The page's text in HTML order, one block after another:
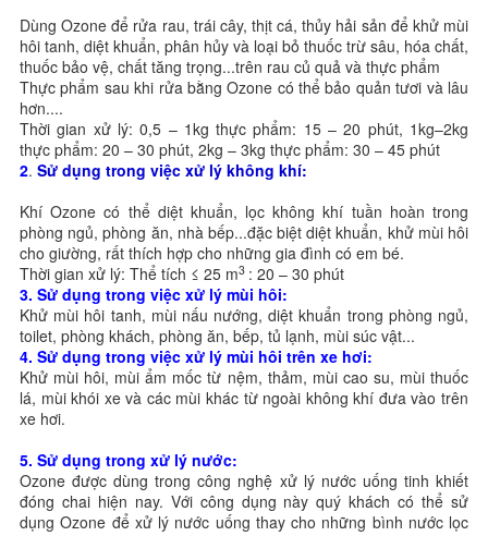
Dùng Ozone để rửa rau, trái cây, thịt cá, thủy hải sản để khử mùi
hôi tanh, diệt khuẩn, phân hủy và loại bỏ thuốc trừ sâu, hóa chất,
thuốc bảo vệ, chất tăng trọng...trên rau củ quả và thực phẩm
Thực phẩm sau khi rửa bằng Ozone có thể bảo quản tươi và lâu
hơn....
Thời gian xử lý: 0,5 – 1kg thực phẩm: 15 – 20 phút, 1kg–2kg
thực phẩm: 20 – 30 phút, 2kg – 3kg thực phẩm: 30 – 45 phút
2. Sử dụng trong việc xử lý không khí:
Khí Ozone có thể diệt khuẩn, lọc không khí tuần hoàn trong
phòng ngủ, phòng ăn, nhà bếp...đặc biệt diệt khuẩn, khử mùi hôi
cho giường, rất thích hợp cho những gia đình có em bé.
Thời gian xử lý: Thể tích ≤ 25 m3 : 20 – 30 phút
3. Sử dụng trong việc xử lý mùi hôi:
Khử mùi hôi tanh, mùi nấu nướng, diệt khuẩn trong phòng ngủ,
toilet, phòng khách, phòng ăn, bếp, tủ lạnh, mùi súc vật...
4. Sử dụng trong việc xử lý mùi hôi trên xe hơi:
Khử mùi hôi, mùi ẩm mốc từ nệm, thảm, mùi cao su, mùi thuốc
lá, mùi khói xe và các mùi khác từ ngoài không khí đưa vào trên
xe hơi.
5. Sử dụng trong xử lý nước:
Ozone được dùng trong công nghệ xử lý nước uống tinh khiết
đóng chai hiện nay. Với công dụng này quý khách có thể sử
dụng Ozone để xử lý nước uống thay cho những bình nước lọc